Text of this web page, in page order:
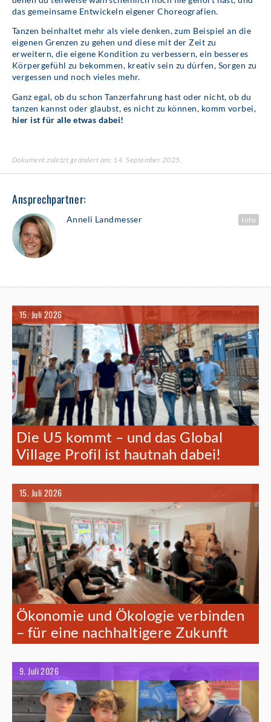
das gemeinsame Entwickeln eigener Choreografien.
Tanzen beinhaltet mehr als viele denken, zum Beispiel an die
eigenen Grenzen zu gehen und diese mit der Zeit zu
erweitern, die eigene Kondition zu verbessern, ein besseres
Körpergefühl zu bekommen, kreativ sein zu dürfen, Sorgen zu
vergessen und noch vieles mehr.
Ganz egal, ob du schon Tanzerfahrung hast oder nicht, ob du
tanzen kannst oder glaubst, es nicht zu können, komm vorbei,
hier ist für alle etwas dabei!
Dokument zuletzt geändert am: 14. September 2025.
Ansprechpartner:
Anneli Landmesser Info
15. Juli 2026
Die U5 kommt – und das Global
Village Profil ist hautnah dabei!
15. Juli 2026
Ökonomie und Ökologie verbinden
– für eine nachhaltigere Zukunft
9. Juli 2026